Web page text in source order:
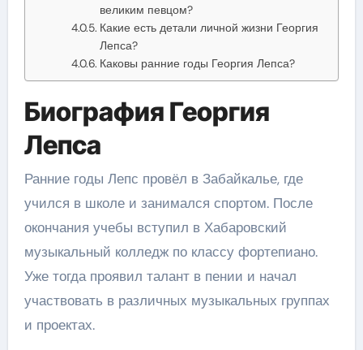
великим певцом?
Какие есть детали личной жизни Георгия
Лепса?
Каковы ранние годы Георгия Лепса?
Биография Георгия
Лепса
Ранние годы Лепс провёл в Забайкалье, где
учился в школе и занимался спортом. После
окончания учебы вступил в Хабаровский
музыкальный колледж по классу фортепиано.
Уже тогда проявил талант в пении и начал
участвовать в различных музыкальных группах
и проектах.